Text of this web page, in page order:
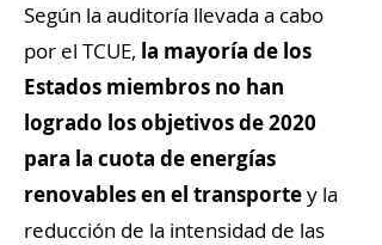
Según la auditoría llevada a cabo
por el TCUE, la mayoría de los
Estados miembros no han
logrado los objetivos de 2020
para la cuota de energías
renovables en el transportey la
reducción de la intensidad de las